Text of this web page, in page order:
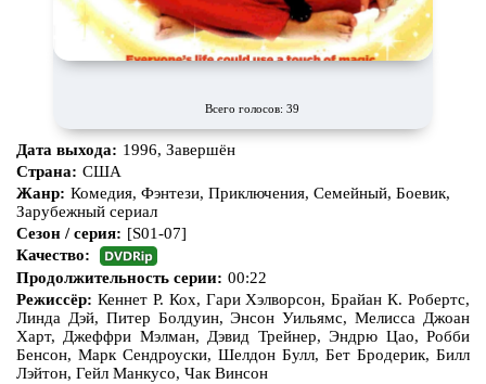
Всего голосов: 39
Дата выхода: 1996, Завершён
Страна: США
Жанр: Комедия, Фэнтези, Приключения, Семейный, Боевик,
Зарубежный сериал
Сезон / серия: [S01-07]
Качество:
Продолжительность серии: 00:22
Режиссёр: Кеннет Р. Кох, Гари Хэлворсон, Брайан К. Робертс,
Линда Дэй, Питер Болдуин, Энсон Уильямс, Мелисса Джоан
Харт, Джеффри Мэлман, Дэвид Трейнер, Эндрю Цао, Робби
Бенсон, Марк Сендроуски, Шелдон Булл, Бет Бродерик, Билл
Лэйтон, Гейл Манкусо, Чак Винсон